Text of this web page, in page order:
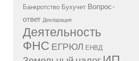
Банкротство Бухучет Вопрос-
ответ Декларация
Деятельность
ФНС ЕГРЮЛ ЕНВД